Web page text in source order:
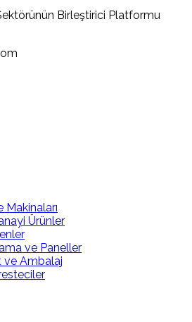
Birleştirici Platformu
Ürünler
ve Paneller
ve Ambalaj